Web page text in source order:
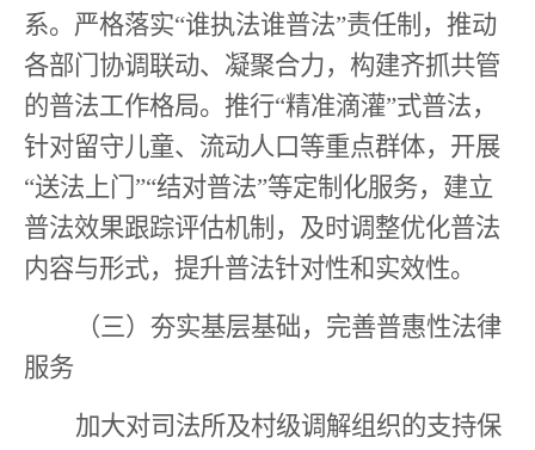
系。严格落实“谁执法谁普法”责任制，推动
各部门协调联动、凝聚合力，构建齐抓共管
的普法工作格局。推行“精准滴灌”式普法，
针对留守儿童、流动人口等重点群体，开展
“送法上门 ”“结对普法”等定制化服务，建立
普法效果跟踪评估机制，及时调整优化普法
内容与形式，提升普法针对性和实效性。
（三）夯实基层基础，完善普惠性法律
服务
加大对司法所及村级调解组织的支持保